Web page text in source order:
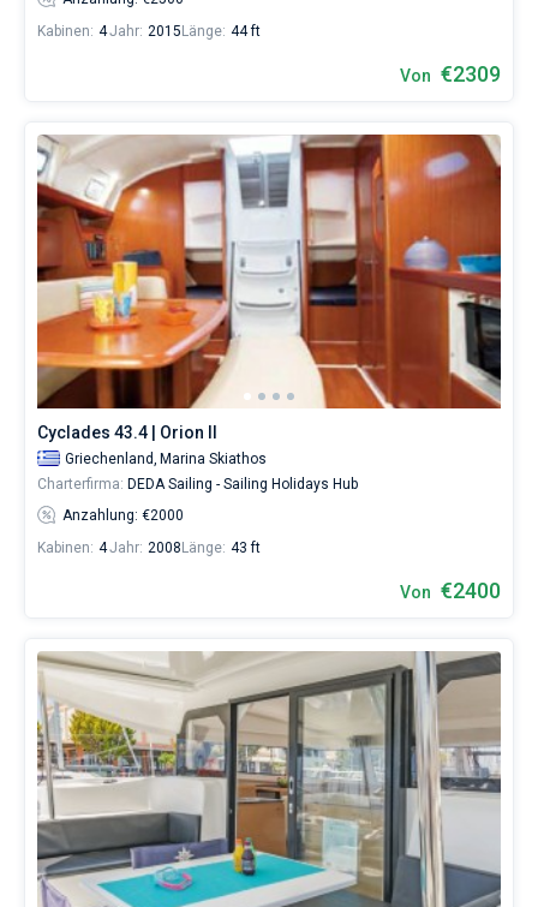
Kabinen: 4Jahr: 2015 Länge: 44 ft
Von €2309
Cyclades 43.4 | Orion II
Griechenland, Marina Skiathos
Charterfirma: DEDA Sailing - Sailing Holidays Hub
Anzahlung: €2000
Kabinen: 4Jahr: 2008 Länge: 43 ft
Von €2400